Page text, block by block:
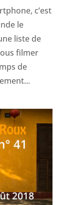
c’est
le
liste de
filmer
de